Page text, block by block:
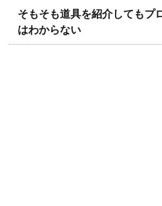
そもそも道具を紹介してもプ
はわからない